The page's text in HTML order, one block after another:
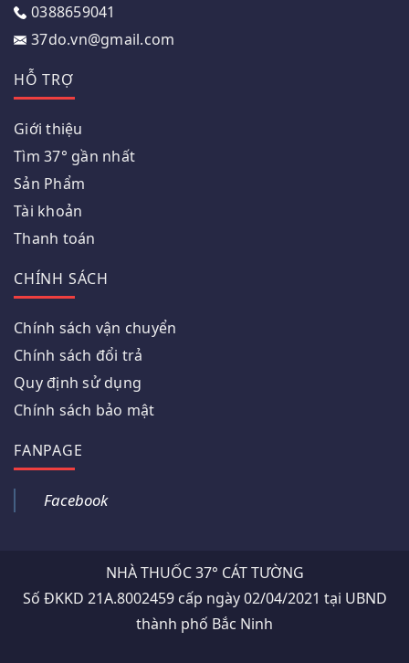
0388659041
37do.vn@gmail.com
HỖ TRỢ
Giới thiệu
Tìm 37° gần nhất
Sản Phẩm
Tài khoản
Thanh toán
CHÍNH SÁCH
Chính sách vận chuyển
Chính sách đổi trả
Quy định sử dụng
Chính sách bảo mật
FANPAGE
Facebook
NHÀ THUỐC 37° CÁT TƯỜNG
Số ĐKKD 21A.8002459 cấp ngày 02/04/2021 tại UBND
thành phố Bắc Ninh